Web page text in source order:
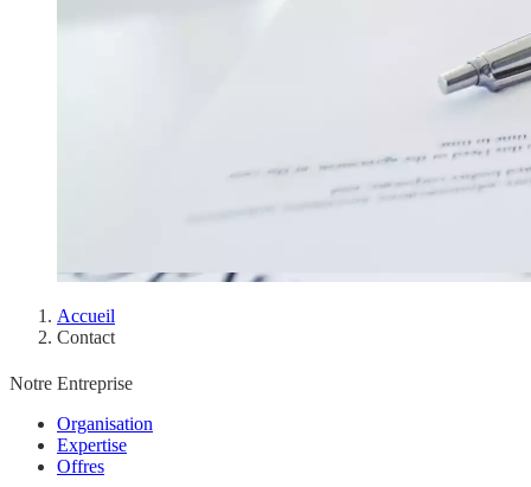
Accueil
Contact
Notre Entreprise
Organisation
Expertise
Offres